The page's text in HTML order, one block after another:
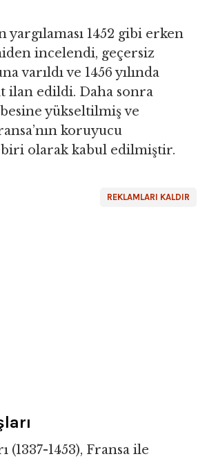
yargılaması 1452 gibi erken
incelendi, geçersiz
varıldı ve 1456 yılında
ilan edildi. Daha sonra
yükseltilmiş ve
koruyucu
olarak kabul edilmiştir.
REKLAMLARI KALDIR
(1337-1453), Fransa ile